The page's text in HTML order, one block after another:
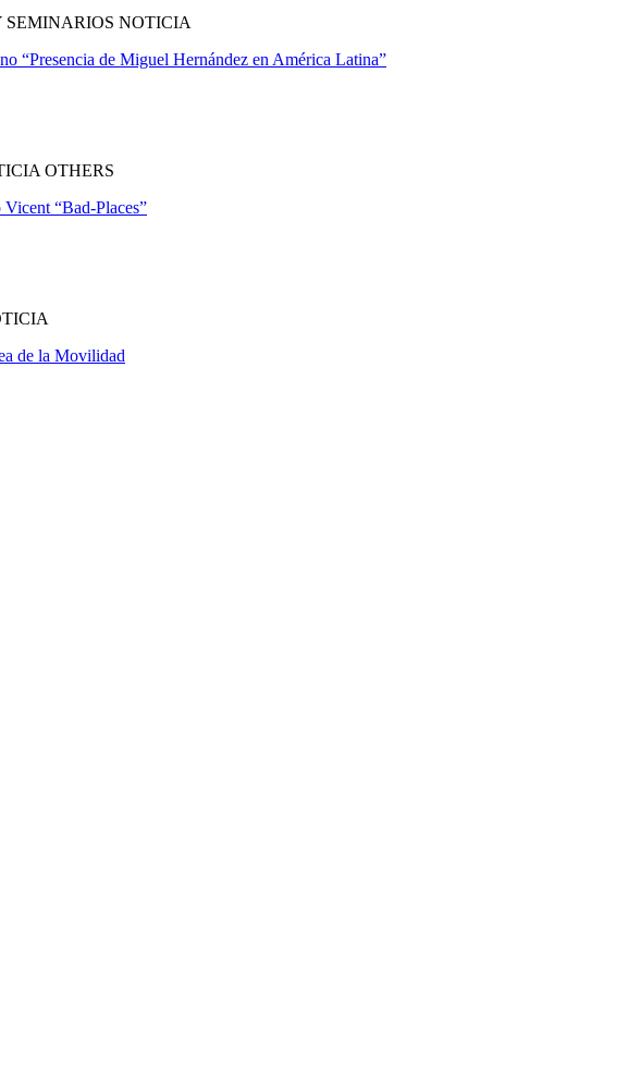
NOTICIA
“Presencia de Miguel Hernández en América Latina”
OTHERS
“Bad-Places”
de la Movilidad